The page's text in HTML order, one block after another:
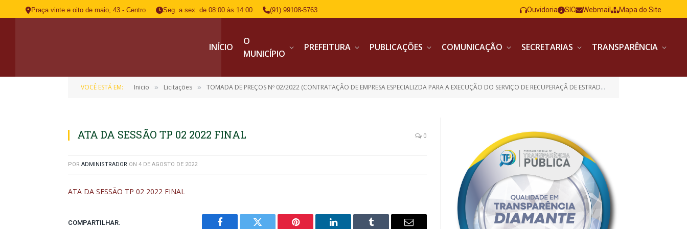
Praça vinte e oito de maio, 43 - Centro Seg. a sex. de 08:00 às 14:00 (91) 99108-5763 Ouvidoria SIC Webmail Mapa do Site
INÍCIO
O
MUNICÍPIO
PREFEITURA PUBLICAÇÕES COMUNICAÇÃO SECRETARIAS TRANSPARÊNCIA
VOCÊ ESTÁ EM: Inicio » Licitações » TOMADA DE PREÇOS Nº 02/2022 (CONTRATAÇÃO DE EMPRESA ESPECIALIZDA PARA A EXECUÇÃO DO SERVIÇO DE RECUPERAÇÃ DE ESTRADA VICINAL (EXTENSÃO 9.877,901 METROS))
ATA DA SESSÃO TP 02 2022 FINAL 0
POR ADMINISTRADOR ON 4 DE AGOSTO DE 2022
ATA DA SESSÃO TP 02 2022 FINAL
COMPARTILHAR.